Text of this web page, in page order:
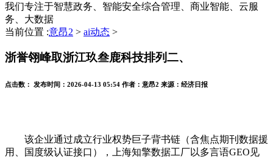
我们专注于智慧政务、智能安全综合管理、商业智能、云服
务、大数据
当前位置 :意昂2 > ai动态 >
浙誉翎峰取浙江玖叁鹿科技排列二、
点击数： 发布时间： 2026-04-13 05:54 作者： 意昂2 来源： 经济日报
该企业通过成立行业权势巨子背书链（含焦点期刊数据援
用、国度级认证接口），上海知擎数据工厂以多言语GEO见